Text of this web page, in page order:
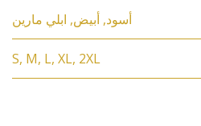
أسود, أبيض, ابلي مارين
S, M, L, XL, 2XL